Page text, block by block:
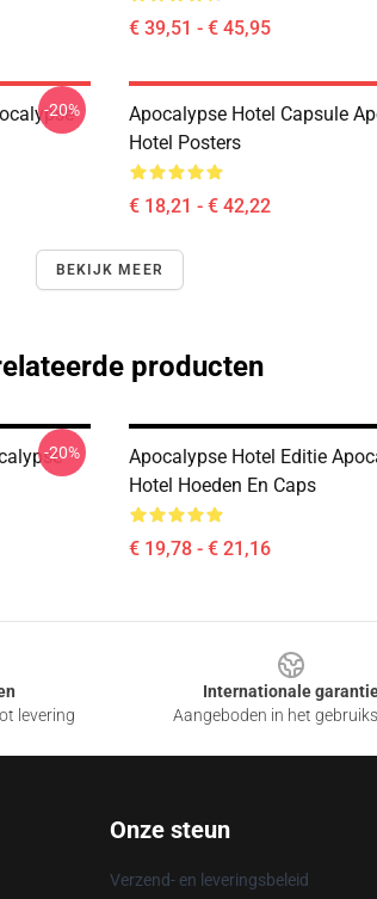
€ 39,51 - € 45,95
-20%
Apocalypse Hotel Capsule
Hotel Posters
€ 18,21 - € 42,22
BEKIJK MEER
producten
-20%
Apocalypse Hotel Editie
Hotel Hoeden En Caps
€ 19,78 - € 21,16
levering
Internationale
Aangeboden in het
Onze steun
Verzend- en leveringsbeleid